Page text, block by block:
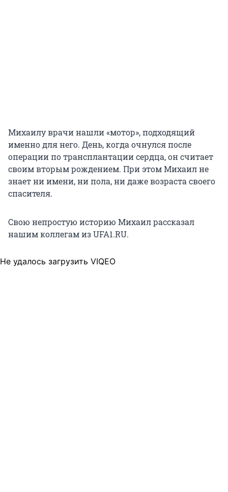
Михаилу врачи нашли «мотор», подходящий
именно для него. День, когда очнулся после
операции по трансплантации сердца, он считает
своим вторым рождением. При этом Михаил не
знает ни имени, ни пола, ни даже возраста своего
спасителя.
Свою непростую историю Михаил рассказал
нашим коллегам из UFA1.RU.
Не удалось загрузить VIQEO